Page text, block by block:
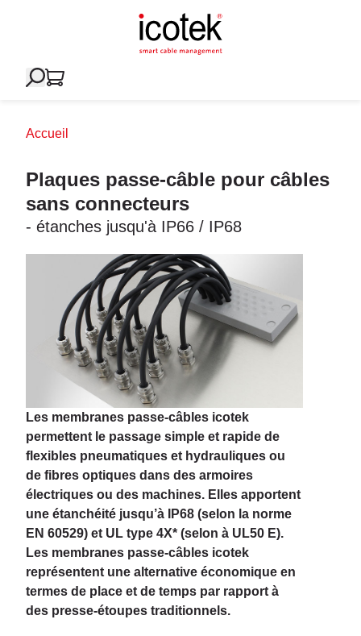
Accueil
Plaques passe-câble pour câbles
sans connecteurs
- étanches jusqu'à IP66 / IP68
Les membranes passe-câbles icotek
permettent le passage simple et rapide de
flexibles pneumatiques et hydrauliques ou
de fibres optiques dans des armoires
électriques ou des machines. Elles apportent
une étanchéité jusqu’à IP68 (selon la norme
EN 60529) et UL type 4X* (selon à UL50 E).
Les membranes passe-câbles icotek
représentent une alternative économique en
termes de place et de temps par rapport à
des presse-étoupes traditionnels.